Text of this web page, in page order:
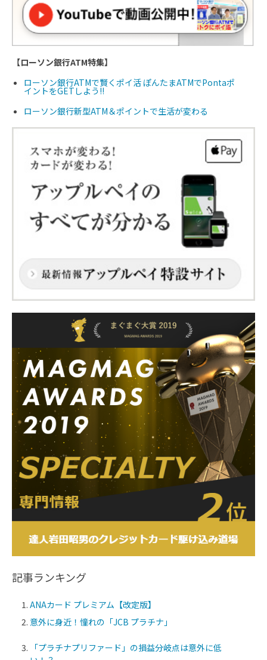
【ローソン銀行ATM特集】
ローソン銀行ATMで賢くポイ活 ぽんたまATMでPontaポ
イントをGETしよう!!
ローソン銀行新型ATM＆ポイントで生活が変わる
記事ランキング
ANAカード プレミアム【改定版】
意外に身近！憧れの「JCB プラチナ」
「プラチナプリファード」の損益分岐点は意外に低